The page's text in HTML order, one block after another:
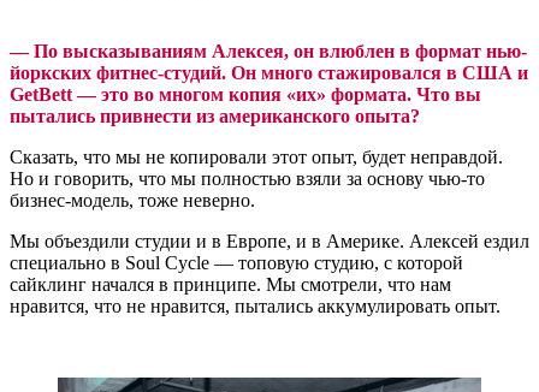
— По высказываниям Алексея, он влюблен в формат нью-
йоркских фитнес-студий. Он много стажировался в США и
GetBett — это во многом копия «их» формата. Что вы
пытались привнести из американского опыта?
Сказать, что мы не копировали этот опыт, будет неправдой.
Но и говорить, что мы полностью взяли за основу чью-то
бизнес-модель, тоже неверно.
Мы объездили студии и в Европе, и в Америке. Алексей ездил
специально в Soul Cycle — топовую студию, с которой
сайклинг начался в принципе. Мы смотрели, что нам
нравится, что не нравится, пытались аккумулировать опыт.